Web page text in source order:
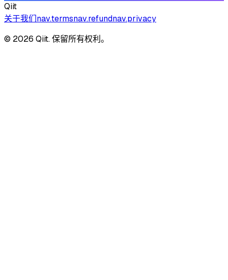
Qiit
关于我们nav.termsnav.refundnav.privacy
© 2026 Qiit. 保留所有权利。